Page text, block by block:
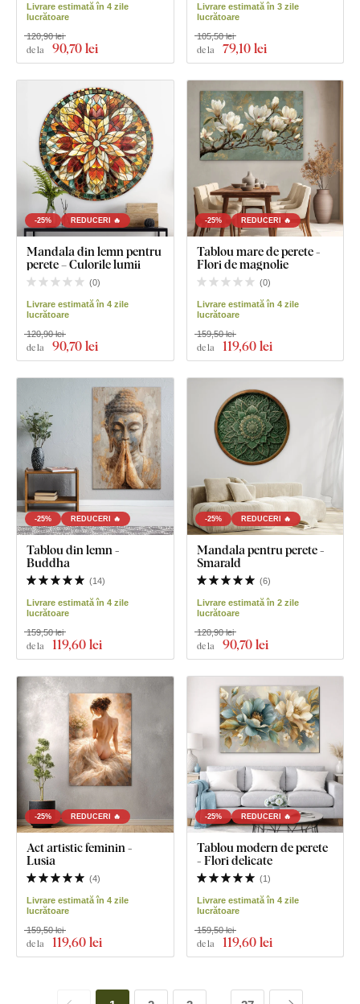
Livrare estimată în 4 zile
lucrătoare
de la 90,70 lei
120,90 lei
Livrare estimată în 3 zile
lucrătoare
de la 79,10 lei
105,50 lei
-25% REDUCERI 🔥
Mandala din lemn pentru
perete – Culorile lumii
(0)
Livrare estimată în 4 zile
lucrătoare
de la 90,70 lei
120,90 lei
-25% REDUCERI 🔥
Tablou mare de perete -
Flori de magnolie
(0)
Livrare estimată în 4 zile
lucrătoare
de la 119,60 lei
159,50 lei
-25% REDUCERI 🔥
Tablou din lemn -
Buddha
(14)
Livrare estimată în 4 zile
lucrătoare
de la 119,60 lei
159,50 lei
-25% REDUCERI 🔥
Mandala pentru perete -
Smarald
(6)
Livrare estimată în 2 zile
lucrătoare
de la 90,70 lei
120,90 lei
-25% REDUCERI 🔥
Act artistic feminin -
Lusia
(4)
Livrare estimată în 4 zile
lucrătoare
de la 119,60 lei
159,50 lei
-25% REDUCERI 🔥
Tablou modern de perete
- Flori delicate
(1)
Livrare estimată în 4 zile
lucrătoare
de la 119,60 lei
159,50 lei